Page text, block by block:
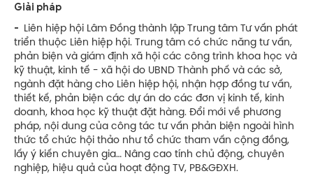
Giải pháp
- Liên hiệp hội Lâm Đồng thành lập Trung tâm Tư vấn phát
triển thuộc Liên hiệp hội. Trung tâm có chức năng tư vấn,
phản biện và giám định xã hội các công trình khoa học và
kỹ thuật, kinh tế - xã hội do UBND Thành phố và các sở,
ngành đặt hàng cho Liên hiệp hội, nhận hợp đồng tư vấn,
thiết kế, phản biện các dự án do các đơn vị kinh tế, kinh
doanh, khoa học kỹ thuật đặt hàng. Đổi mới về phương
pháp, nội dung của công tác tư vấn phản biện ngoài hình
thức tổ chức hội thảo như tổ chức tham vấn cộng đồng,
lấy ý kiến chuyên gia… Nâng cao tính chủ động, chuyên
nghiệp, hiệu quả của hoạt động TV, PB&GĐXH.